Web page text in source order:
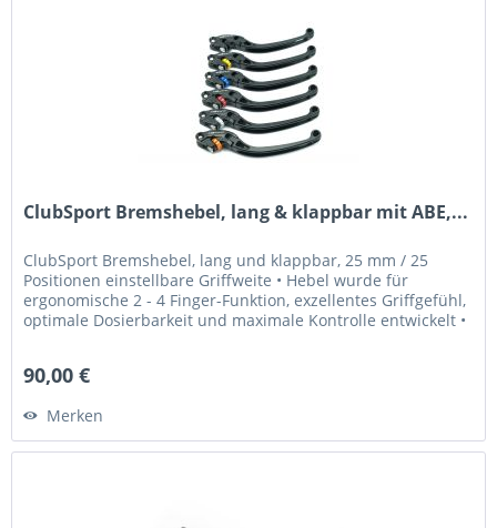
ClubSport Bremshebel, lang & klappbar mit ABE,...
ClubSport Bremshebel, lang und klappbar, 25 mm / 25
Positionen einstellbare Griffweite • Hebel wurde für
ergonomische 2 - 4 Finger-Funktion, exzellentes Griffgefühl,
optimale Dosierbarkeit und maximale Kontrolle entwickelt •
90,00 €
Merken